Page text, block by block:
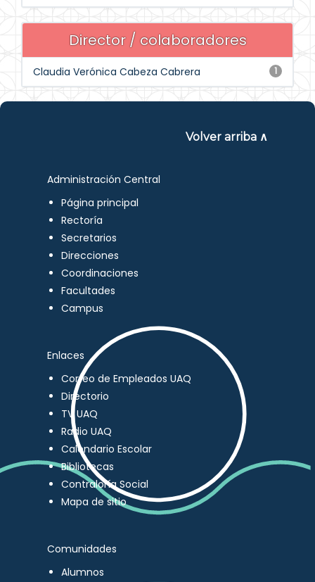
Director / colaboradores
1
Claudia Verónica Cabeza Cabrera
Volver arriba ∧
Administración Central
Página principal
Rectoría
Secretarios
Direcciones
Coordinaciones
Facultades
Campus
Enlaces
Correo de Empleados UAQ
Directorio
TV UAQ
Radio UAQ
Calendario Escolar
Bibliotecas
Contraloría Social
Mapa de sitio
Comunidades
Alumnos